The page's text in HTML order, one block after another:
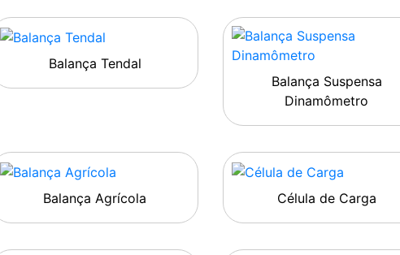
Balança Tendal
Balança Suspensa
Dinamômetro
Balança Agrícola Célula de Carga